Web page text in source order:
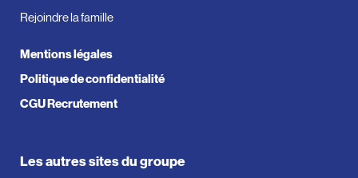
Rejoindre la famille
Mentions légales
Politique de confidentialité
CGU Recrutement
Les autres sites du groupe